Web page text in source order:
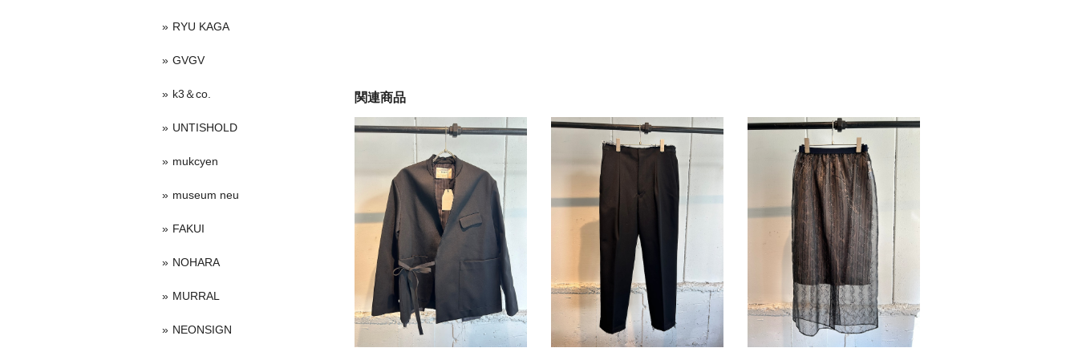
関連商品
RYU KAGA
GVGV
k3＆co.
UNTISHOLD
mukcyen
museum neu
FAKUI
NOHARA
MURRAL
NEONSIGN